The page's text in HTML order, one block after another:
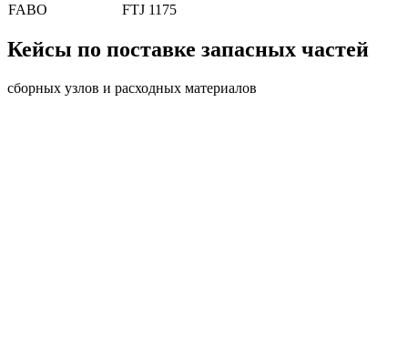
FABO
FTJ 1175
Кейсы по поставке запасных частей
сборных узлов и расходных материалов